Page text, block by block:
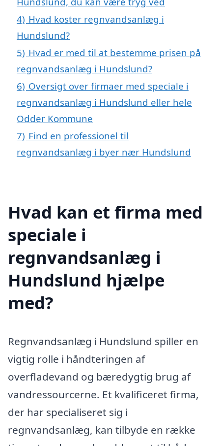
4) Hvad koster regnvandsanlæg i
Hundslund?
5) Hvad er med til at bestemme prisen på
regnvandsanlæg i Hundslund?
6) Oversigt over firmaer med speciale i
regnvandsanlæg i Hundslund eller hele
Odder Kommune
7) Find en professionel til
regnvandsanlæg i byer nær Hundslund
Hvad kan et firma med
speciale i
regnvandsanlæg i
Hundslund hjælpe
med?
Regnvandsanlæg i Hundslund spiller en
vigtig rolle i håndteringen af
overfladevand og bæredygtig brug af
vandressourcerne. Et kvalificeret firma,
der har specialiseret sig i
regnvandsanlæg, kan tilbyde en række